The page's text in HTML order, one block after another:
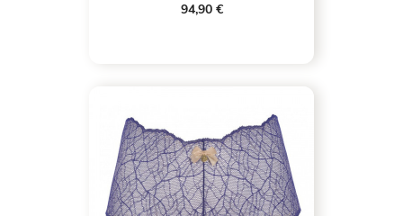
94,90 €